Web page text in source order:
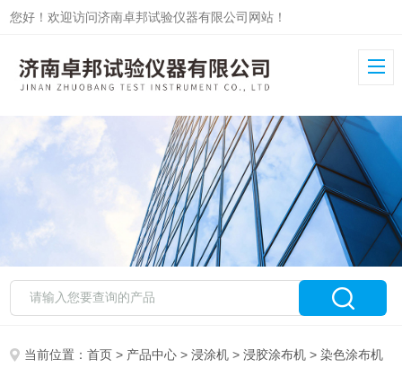
您好！欢迎访问济南卓邦试验仪器有限公司网站！
当前位置：首页 > 产品中心 >浸涂机 >浸胶涂布机 > 染色涂布机